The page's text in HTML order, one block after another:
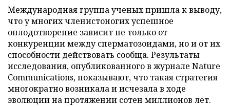
Международная группа ученых пришла к выводу,
что у многих членистоногих успешное
оплодотворение зависит не только от
конкуренции между сперматозоидами, но и от их
способности действовать сообща. Результаты
исследования, опубликованного в журнале Nature
Communications, показывают, что такая стратегия
многократно возникала и исчезала в ходе
эволюции на протяжении сотен миллионов лет.